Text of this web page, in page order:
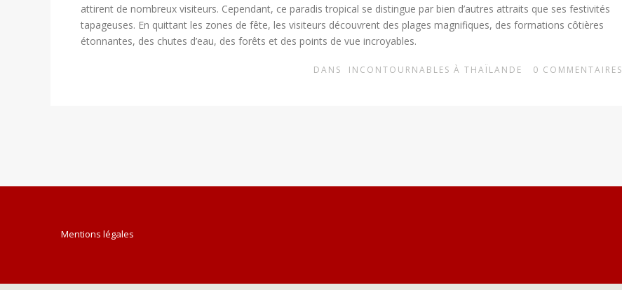
attirent de nombreux visiteurs. Cependant, ce paradis tropical se distingue par bien d’autres attraits que ses festivités
tapageuses. En quittant les zones de fête, les visiteurs découvrent des plages magnifiques, des formations côtières
étonnantes, des chutes d’eau, des forêts et des points de vue incroyables.
DANS INCONTOURNABLES À THAÏLANDE 0 COMMENTAIRES
Mentions légales